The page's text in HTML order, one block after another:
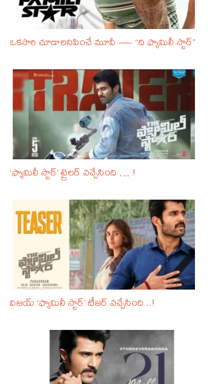
ఒకసారి చూడాలనిపించే మూవీ — “ది ఫ్యామిలీ స్టార్”
‘ఫ్యామిలీ స్టార్’ ట్రైలర్ వచ్చేసింది … !
విజయ్ ‘ఫ్యామిలీ స్టార్’ టీజర్ వచ్చేసింది ..!